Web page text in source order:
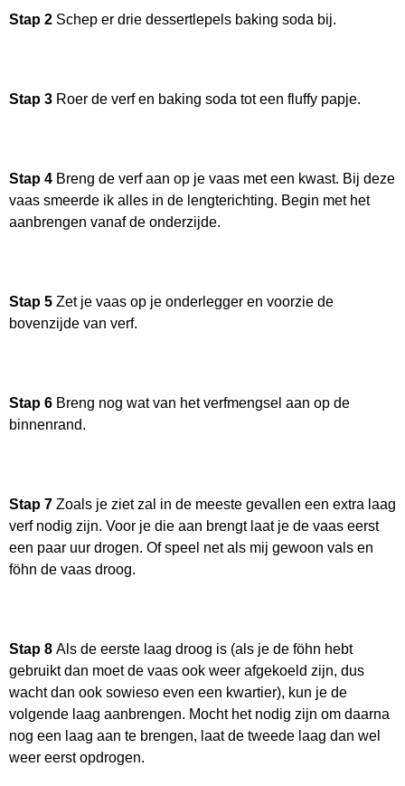
Stap 2 Schep er drie dessertlepels baking soda bij.
Stap 3 Roer de verf en baking soda tot een fluffy papje.
Stap 4 Breng de verf aan op je vaas met een kwast. Bij deze
vaas smeerde ik alles in de lengterichting. Begin met het
aanbrengen vanaf de onderzijde.
Stap 5 Zet je vaas op je onderlegger en voorzie de
bovenzijde van verf.
Stap 6 Breng nog wat van het verfmengsel aan op de
binnenrand.
Stap 7 Zoals je ziet zal in de meeste gevallen een extra laag
verf nodig zijn. Voor je die aan brengt laat je de vaas eerst
een paar uur drogen. Of speel net als mij gewoon vals en
föhn de vaas droog.
Stap 8 Als de eerste laag droog is (als je de föhn hebt
gebruikt dan moet de vaas ook weer afgekoeld zijn, dus
wacht dan ook sowieso even een kwartier), kun je de
volgende laag aanbrengen. Mocht het nodig zijn om daarna
nog een laag aan te brengen, laat de tweede laag dan wel
weer eerst opdrogen.